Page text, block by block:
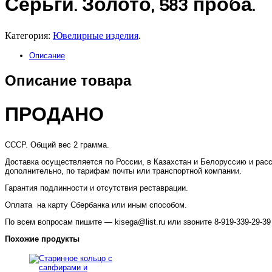
Серьги. Золото, 583 проба.
Категория: Ювелирные изделия.
Описание
Описание товара
ПРОДАНО
СССР. Общий вес 2 грамма.
Доставка осуществляется по России, в Казахстан и Белоруссию и
дополнительно, по тарифам почты или транспортной компании.
Гарантия подлинности и отсутствия реставрации.
Оплата на карту Сбербанка или иным способом.
По всем вопросам пишите — kisega@list.ru или звоните 8-919-339-29-39
Похожие продукты